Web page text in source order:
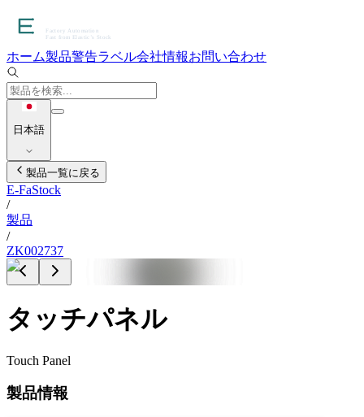
ホーム製品警告ラベル会社情報お問い合わせ
日本語
製品一覧に戻る
E-FaStock
/
製品
/
ZK002737
タッチパネル
Touch Panel
製品情報